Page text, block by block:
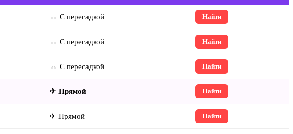
↔ С пересадкой Найти
↔ С пересадкой Найти
↔ С пересадкой Найти
✈ Прямой Найти
✈ Прямой Найти